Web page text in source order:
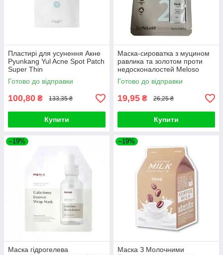
Пластирі для усунення Акне
Pyunkang Yul Acne Spot Patch
Super Thin
Готово до відправки
100,80 ₴ 133,35 ₴
Купити
Маска-сироватка з муцином
равлика та золотом проти
недосконалостей Meloso
Snail + Gold Anti Blemish
Готово до відправки
19,95 ₴ 26,25 ₴
Купити
–19%
Маска гідрогелева
–19%
Маска З Молочними